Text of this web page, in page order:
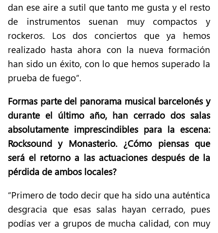
dan ese aire a sutil que tanto me gusta y el resto
de instrumentos suenan muy compactos y
rockeros. Los dos conciertos que ya hemos
realizado hasta ahora con la nueva formación
han sido un éxito, con lo que hemos superado la
prueba de fuego”.
Formas parte del panorama musical barcelonés y
durante el último año, han cerrado dos salas
absolutamente imprescindibles para la escena:
Rocksound y Monasterio. ¿Cómo piensas que
será el retorno a las actuaciones después de la
pérdida de ambos locales?
“Primero de todo decir que ha sido una auténtica
desgracia que esas salas hayan cerrado, pues
podías ver a grupos de mucha calidad, con muy